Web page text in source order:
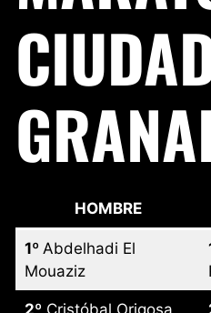
HOMBRE
1º Abdelhadi El
Mouaziz
2º Cristóbal Origosa